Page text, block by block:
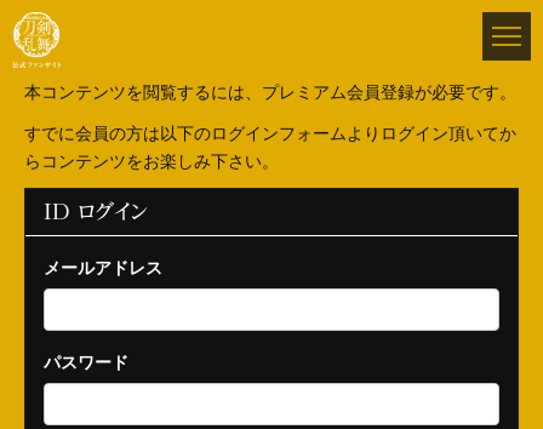
本コンテンツを閲覧するには、プレミアム会員登録が必要です。
すでに会員の方は以下のログインフォームよりログイン頂いてか
らコンテンツをお楽しみ下さい。
ID ログイン
メールアドレス
パスワード